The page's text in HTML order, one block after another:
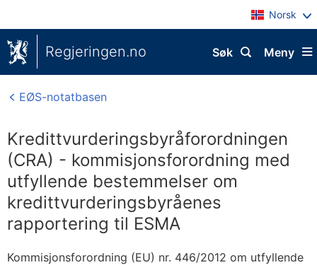
Norsk
Regjeringen.no Meny
Søk
EØS-notatbasen
Kredittvurderingsbyråforordningen
(CRA) - kommisjonsforordning med
utfyllende bestemmelser om
kredittvurderingsbyråenes
rapportering til ESMA
Kommisjonsforordning (EU) nr. 446/2012 om utfyllende